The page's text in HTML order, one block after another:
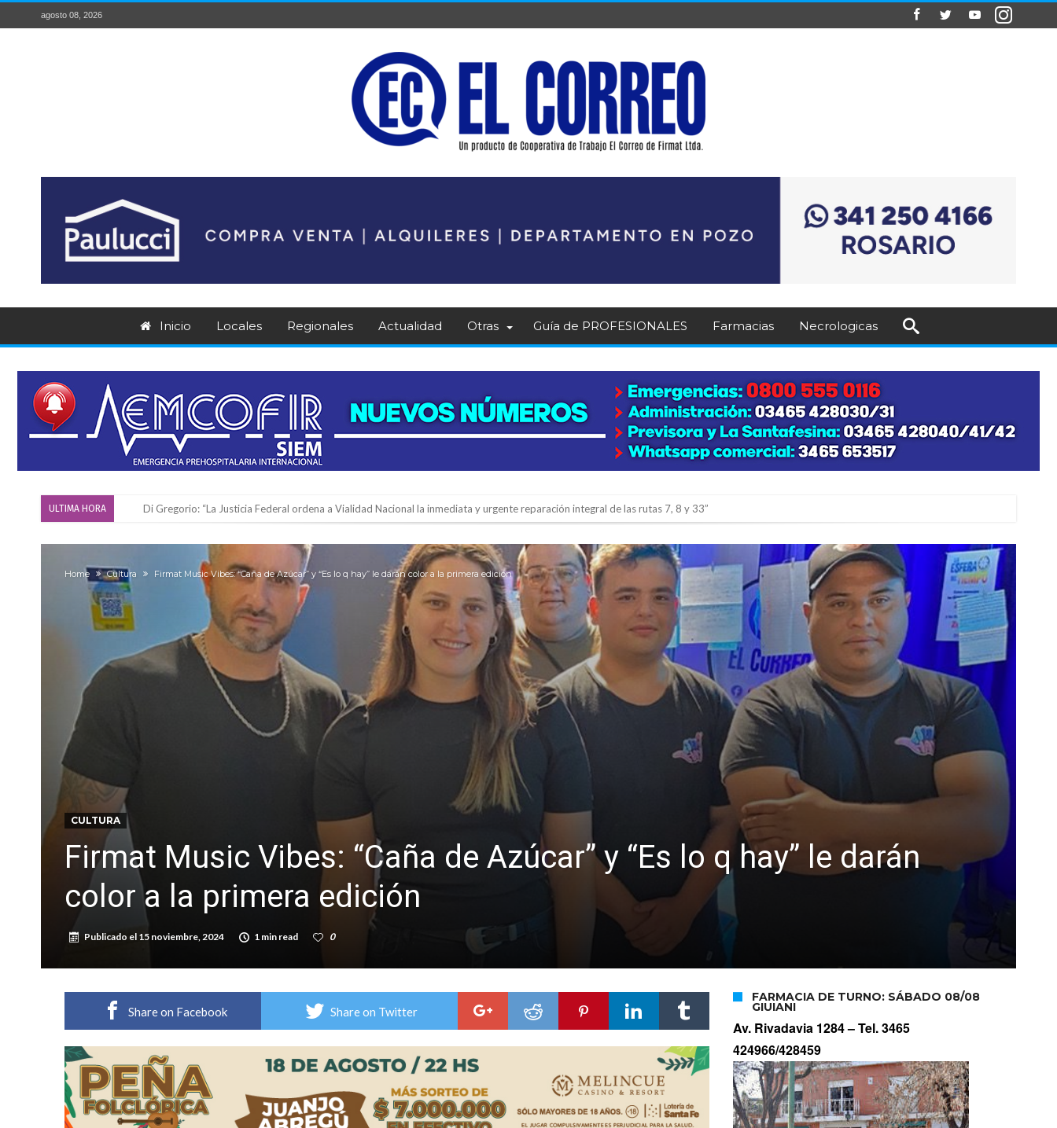
agosto 08, 2026
Inicio Locales Regionales Actualidad Otras Guía de PROFESIONALES Farmacias Necrologicas
ULTIMA HORA Di Gregorio: “La Justicia Federal ordena a Vialidad Nacional la inmediata y urgente reparación integral de las rutas 7, 8 y 33”
Firmat también tomó posición respecto a la ley de tierras
“La medicina nos salvó”: la emotiva historia de la firmatense que se recibió de médica y se reencontró con el doctor que hizo posible su nacimiento
Firmat será sede del segundo Torneo Regional de Básquet 3×3 Inclusivo
Vassalli: en potencial y con fechas diferidas, la empresa reformula sus anuncios a los trabajadores
Firmat: avanza la investigación de dos empleadas del Juzgado de Faltas por presuntas irregularidades
Villada: el viento provocó el desprendimiento del techo del galpón del ferrocarril
Violento robo en la zona rural de Firmat: maniataron a una pareja de adultos mayores
Colecta solidaria de juguetes en Firmat para el EPI y el Hospital Vilela
Home Cultura Firmat Music Vibes: “Caña de Azúcar” y “Es lo q hay” le darán color a la primera edición
CULTURA
Firmat Music Vibes: “Caña de Azúcar” y “Es lo q hay” le darán
color a la primera edición
Publicado el 15 noviembre, 2024 1 min read 0
Share on Facebook Share on Twitter
FARMACIA DE TURNO: SÁBADO 08/08
GIUIANI
Av. Rivadavia 1284 –Tel. 3465
424966/428459